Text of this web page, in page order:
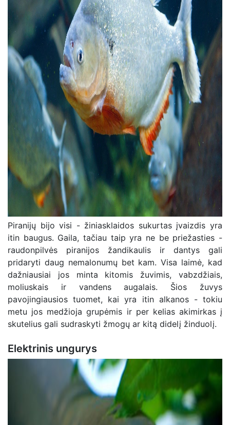
Piranijų bijo visi - žiniasklaidos sukurtas įvaizdis yra
itin baugus. Gaila, tačiau taip yra ne be priežasties -
raudonpilvės piranijos žandikaulis ir dantys gali
pridaryti daug nemalonumų bet kam. Visa laimė, kad
dažniausiai jos minta kitomis žuvimis, vabzdžiais,
moliuskais ir vandens augalais. Šios žuvys
pavojingiausios tuomet, kai yra itin alkanos - tokiu
metu jos medžioja grupėmis ir per kelias akimirkas į
skutelius gali sudraskyti žmogų ar kitą didelį žinduolį.
Elektrinis ungurys